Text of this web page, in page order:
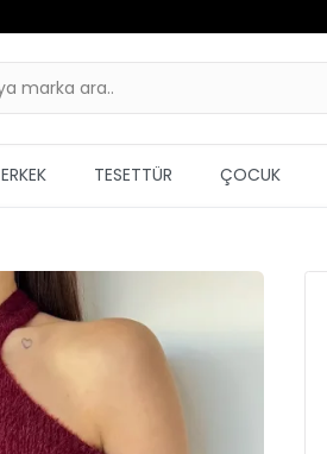
ERKEK TESETTÜR ÇOCUK